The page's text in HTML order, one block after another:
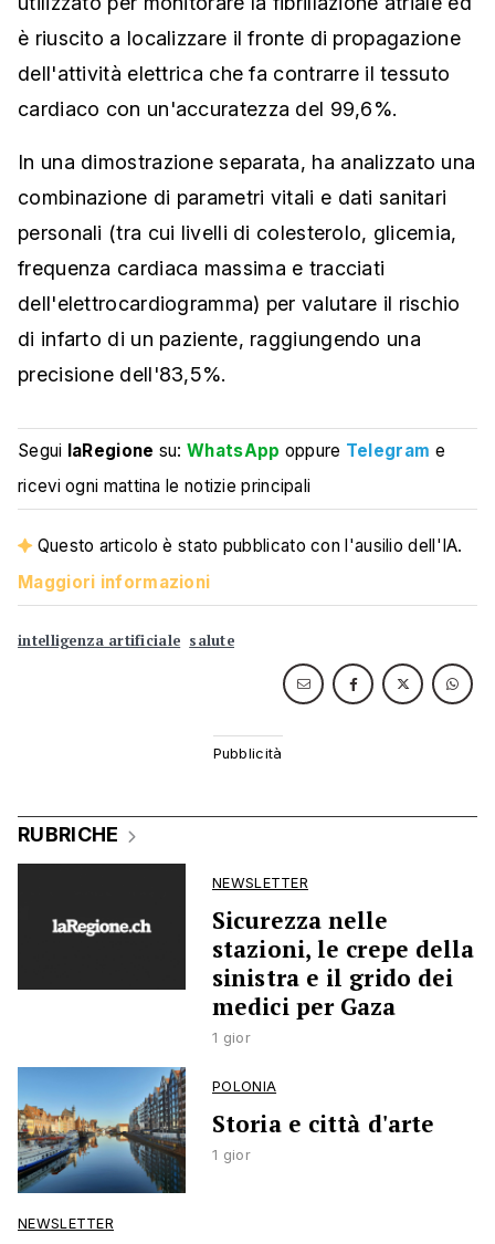
è riuscito a localizzare il fronte di propagazione
dell'attività elettrica che fa contrarre il tessuto
cardiaco con un'accuratezza del 99,6%.
In una dimostrazione separata, ha analizzato una
combinazione di parametri vitali e dati sanitari
personali (tra cui livelli di colesterolo, glicemia,
frequenza cardiaca massima e tracciati
dell'elettrocardiogramma) per valutare il rischio
di infarto di un paziente, raggiungendo una
precisione dell'83,5%.
Segui laRegione su:WhatsApp oppure Telegram e
ricevi ogni mattina le notizie principali
Questo articolo è stato pubblicato con l'ausilio dell'IA.
Maggiori informazioni
intelligenza artificiale salute
RUBRICHE
NEWSLETTER
Sicurezza nelle
stazioni, le crepe della
sinistra e il grido dei
medici per Gaza
1 gior
POLONIA
Storia e città d'arte
1 gior
NEWSLETTER